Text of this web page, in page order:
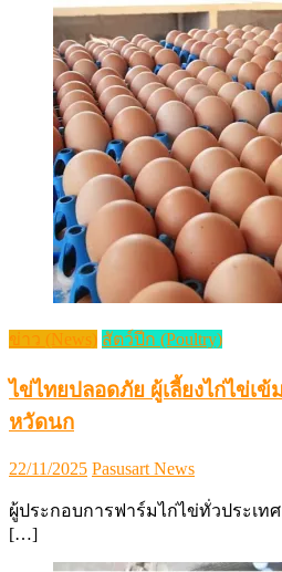
ข่าว (News) สัตว์ปีก (Poultry)
ไข่ไทยปลอดภัย ผู้เลี้ยงไก่ไข่เ
หวัดนก
Posted
22/11/2025 Author
Pasusart News
ผู้ประกอบการฟาร์มไก่ไข่ทั่วประเท
[…]